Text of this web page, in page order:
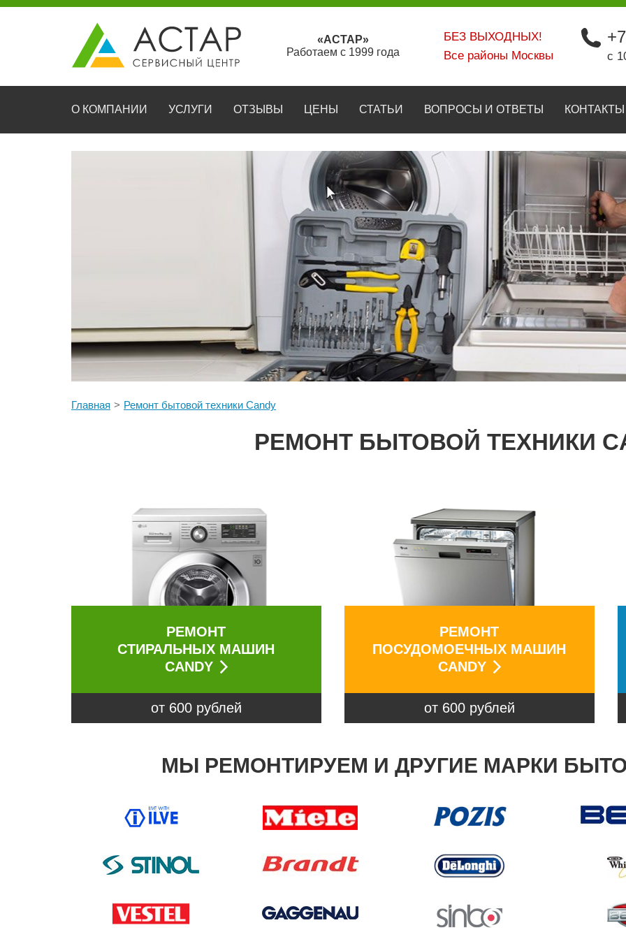
«АСТАР»
Работаем с 1999 года
БЕЗ ВЫХОДНЫХ!
Все районы Москвы
с
О КОМПАНИИ УСЛУГИ ОТЗЫВЫ ЦЕНЫ СТАТЬИ ВОПРОСЫ И ОТВЕТЫ КОНТАКТЫ
Главная Ремонт бытовой техники Candy
РЕМОНТ БЫТОВОЙ ТЕХНИКИ
РЕМОНТ
СТИРАЛЬНЫХ МАШИН
CANDY
от 600 рублей
РЕМОНТ
ПОСУДОМОЕЧНЫХ МАШИН
CANDY
от 600 рублей
МЫ РЕМОНТИРУЕМ И ДРУГИЕ МАРКИ